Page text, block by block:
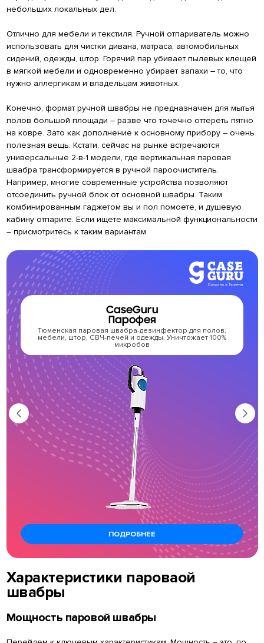
небольших локальных дел.
Отлично для мебели и текстиля. Ручной отпариватель можно
использовать для чистки дивана, матраса, автомобильных
сидений, одежды, штор. Горячий пар убивает пылевых клещей
в мягкой мебели и одновременно убирает запахи – то, что
нужно аллергикам и владельцам животных.
Конечно, формат ручной швабры не предназначен для мытья
полов большой площади – разве что точечно оттереть пятно
на ковре. Зато как дополнение к основному прибору – очень
полезная вещь. Кстати, сейчас на рынке встречаются
универсальные 2-в-1 модели, где вертикальная паровая
швабра трансформируется в ручной пароочиститель.
Например, многие современные устройства позволяют
отсоединить ручной блок от основной швабры. Таким
комбинированным гаджетом вы и пол помоете, и душевую
кабину отпарите. Если ищете максимальной функциональности
– присмотритесь к таким вариантам.
CaseGuru
Парофея
Тюменская паровая швабра-дезинфектор для полов,
мебели, штор, СВЧ-печей и одежды. Уничтожает 100%
микробов
ПОДРОБНЕЕ
Характеристики пароваой
швабры
Мощность паровой швабры